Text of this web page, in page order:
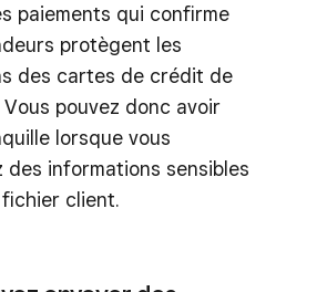
paiements qui confirme
protègent les
des cartes de crédit de
pouvez donc avoir
lorsque vous
des informations sensibles
client.